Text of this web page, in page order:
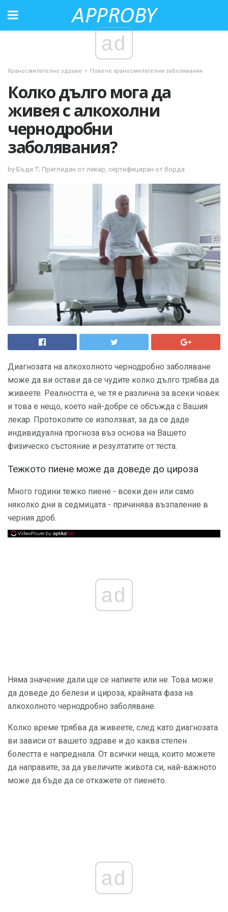
ad
Храносмилателно здраве Повече храносмилателни заболявания
Колко дълго мога да
живея с алкохолни
чернодробни
заболявания?
by Бъди Т; Прегледан от лекар, сертифициран от борда
Диагнозата на алкохолното чернодробно заболяване
може да ви остави да се чудите колко дълго трябва да
живеете. Реалността е, че тя е различна за всеки човек
и това е нещо, което най-добре се обсъжда с Вашия
лекар. Протоколите се използват, за да се даде
индивидуална прогноза въз основа на Вашето
физическо състояние и резултатите от теста.
Тежкото пиене може да доведе до цироза
Много години тежко пиене - всеки ден или само
няколко дни в седмицата - причинява възпаление в
черния дроб.
ad
Няма значение дали ще се напиете или не. Това може
да доведе до белези и цироза, крайната фаза на
алкохолното чернодробно заболяване.
Колко време трябва да живеете, след като диагнозата
ви зависи от вашето здраве и до каква степен
болестта е напреднала. От всички неща, които можете
да направите, за да увеличите живота си, най-важното
може да бъде да се откажете от пиенето.
ad